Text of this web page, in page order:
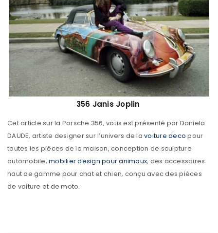
356 Janis Joplin
Cet article sur la Porsche 356, vous est présenté par Daniela
DAUDE, artiste designer sur l’univers de la voiture deco pour
toutes les pièces de la maison, conception de sculpture
automobile, mobilier design pour animaux, des accessoires
haut de gamme pour chat et chien, conçu avec des pièces
de voiture et de moto.